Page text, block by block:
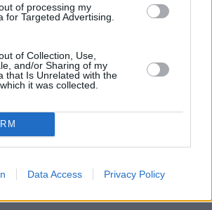
of processing my
for Targeted Advertising.
of Collection, Use,
and/or Sharing of my
that Is Unrelated with the
it was collected.
Data Access Privacy Policy
Nombre